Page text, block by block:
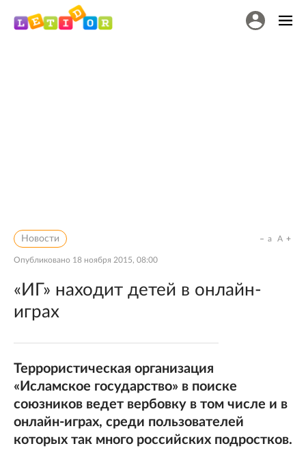
Новости
Опубликовано 18 ноября 2015, 08:00
a A
«ИГ» находит детей в онлайн-
играх
Террористическая организация
«Исламское государство» в поиске
союзников ведет вербовку в том числе и в
онлайн-играх, среди пользователей
которых так много российских подростков.